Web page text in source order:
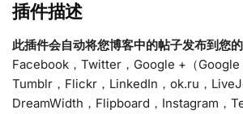
插件描述
此插件会自动将您博客中的帖子发布到您
Facebook，Twitter，Google +（Google
Tumblr，Flickr，LinkedIn，ok.ru，
DreamWidth，Flipboard，Instagram，